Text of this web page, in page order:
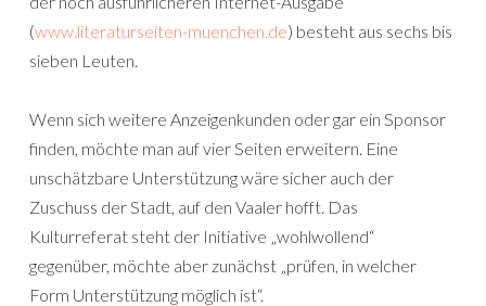
(www.literaturseiten-muenchen.de) besteht aus sechs bis
sieben Leuten.
Wenn sich weitere Anzeigenkunden oder gar ein Sponsor
finden, möchte man auf vier Seiten erweitern. Eine
unschätzbare Unterstützung wäre sicher auch der
Zuschuss der Stadt, auf den Vaaler hofft. Das
Kulturreferat steht der Initiative „wohlwollend“
gegenüber, möchte aber zunächst „prüfen, in welcher
Form Unterstützung möglich ist“.